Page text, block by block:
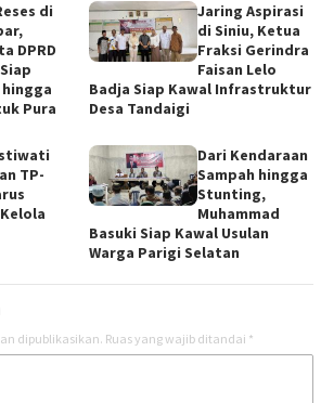
di
DPRD
Pura
Jaring Aspirasi
di Siniu, Ketua
Fraksi Gerindra
Faisan Lelo
Badja Siap Kawal Infrastruktur
Desa Tandaigi
TP-
Dari Kendaraan
Sampah hingga
Stunting,
Muhammad
Basuki Siap Kawal Usulan
Warga Parigi Selatan
dipublikasikan. Ruas yang wajib ditandai *